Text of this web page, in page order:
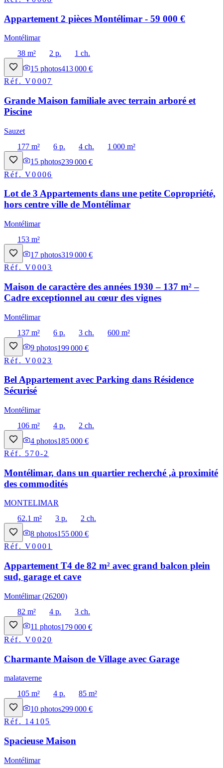
Appartement 2 pièces Montélimar - 59 000 €
Montélimar
38 m²
2 p.
1 ch.
15 photos413 000 €
Réf.V0007
Grande Maison familiale avec terrain arboré et
Piscine
Sauzet
177 m²
6 p. 4 ch.
1 000 m²
15 photos239 000 €
Réf.V0006
Lot de 3 Appartements dans une petite Copropriété,
hors centre ville de Montélimar
Montélimar
153 m²
17 photos319 000 €
Réf.V0003
Maison de caractère des années 1930 – 137 m² –
Cadre exceptionnel au cœur des vignes
Montélimar
137 m²
6 p. 3 ch.
600 m²
9 photos199 000 €
Réf.V0023
Bel Appartement avec Parking dans Résidence
Sécurisé
Montélimar
106 m²
4 p.
2 ch.
4 photos185 000 €
Réf. 570-2
Montélimar, dans un quartier recherché ,à proximité
des commodités
MONTELIMAR
62.1 m²
3 p.
2 ch.
8 photos155 000 €
Réf.V0001
Appartement T4 de 82 m² avec grand balcon plein
sud, garage et cave
Montélimar (26200)
82 m²
4 p.
3 ch.
11 photos179 000 €
Réf.V0020
Charmante Maison de Village avec Garage
malataverne
105 m²
4 p.
85 m²
10 photos299 000 €
Réf. 14105
Spacieuse Maison
Montélimar